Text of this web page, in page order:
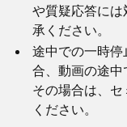
や質疑応答に
承ください。
途中での一時
合、動画の途中
その場合は、
ください。